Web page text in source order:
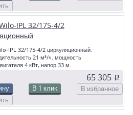
IPL 32/175-4/2
IPL 32/175-4/2 циркуляционный.
21 м³/ч. мощность
4 кВт, напор 33 м.
65 305 p
В 1 клик
В избранное